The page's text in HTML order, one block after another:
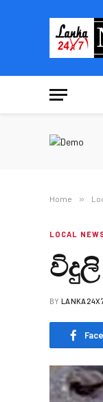
Home »
LOCAL
BY